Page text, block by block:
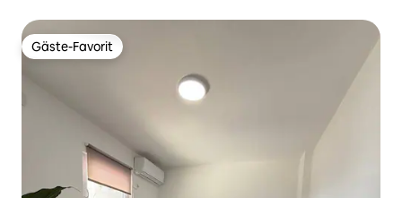
Gäste-Favorit
Gäste-Favorit